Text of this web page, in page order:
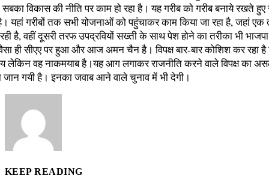
विकास की नीति पर काम हो रहा है। यह गरीब को गरीब बनाये रखते हुए
है। यहां गरीबों तक सभी योजनाओं को पहुंचाकर काम किया जा रहा है, जहां
है, वहीं दूसरी तरफ उपद्रवियों सख्ती के साथ पेश होने का तरीका भी
ही सीएए पर हुआ और आज अमन चैन है। विपक्ष बार-बार कोशिश कर रहा
लेकिन वह नाकमयाब है।यह आग लगाकर राजनीति करने वाले विपक्ष का
जान गयी है। इनका जवाब आने वाले चुनाव में भी देगी।
KEEP READING